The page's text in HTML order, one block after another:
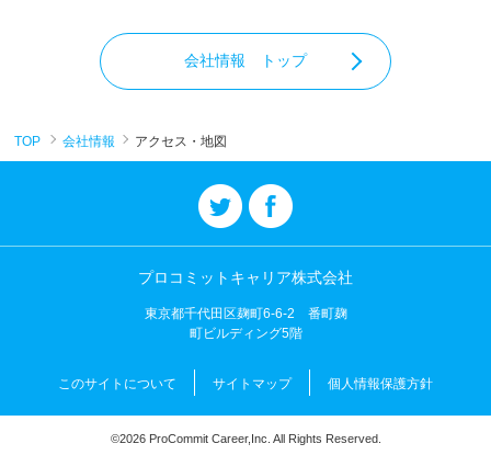
会社情報 トップ
TOP 会社情報 アクセス・地図
プロコミットキャリア株式会社
東京都千代田区麹町6-6-2 番町麹
町ビルディング5階
このサイトについて サイトマップ 個人情報保護方針
©2026 ProCommit Career,Inc. All Rights Reserved.